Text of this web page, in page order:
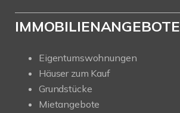
IMMOBILIENANGEBOTE
Eigentumswohnungen
Häuser zum Kauf
Grundstücke
Mietangebote